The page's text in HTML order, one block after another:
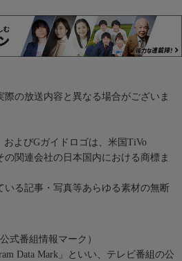
の放送内容と異なる場合がございま
およびGガイドロゴは、米国TiVo
の関連会社の日本国内における商標ま
いる記事・写真等あらゆる素材の無断
式番組情報マーク）
Data Mark」といい、テレビ番組の公